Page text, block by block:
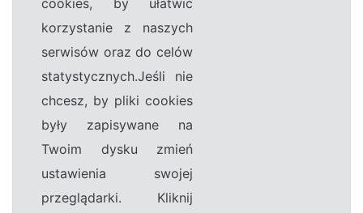
cookies, by ułatwić
korzystanie z naszych
serwisów oraz do celów
statystycznych.Jeśli nie
chcesz, by pliki cookies
były zapisywane na
Twoim dysku zmień
ustawienia swojej
przeglądarki. Kliknij